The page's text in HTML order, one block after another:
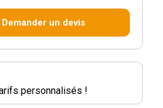
Demander un devis
personnalisés !